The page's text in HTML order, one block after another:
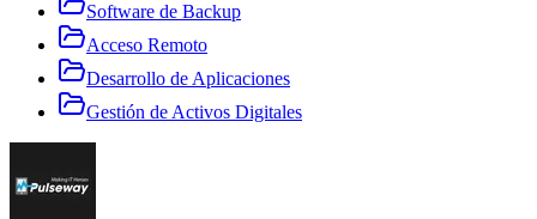
Software de Backup
Acceso Remoto
Desarrollo de Aplicaciones
Gestión de Activos Digitales